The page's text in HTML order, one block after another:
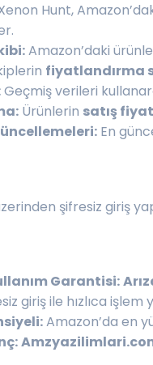
Hunt,
Amazon’daki
fiyatlandırma
Geçmiş verileri
Ürünlerin satış
En
şifresiz giriş
Garantisi:
giriş ile hızlıca işlem
Amazon’da en